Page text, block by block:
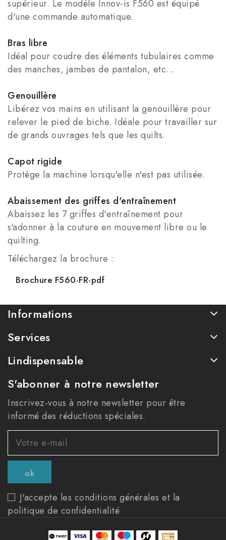
supérieur. Le modèle Innov-is F560 est équipé
d'une commande automatique.
Bras libre
Idéal pour coudre des éléments tubulaires comme
des manches, jambes de pantalon, etc...
Genouillère
Libérez vos mains en utilisant la genouillère pour
relever le pied de biche. Idéale pour travailler sur
de grands ouvrages tels que les quilts.
Capot rigide
Protège la machine lorsqu'elle n'est pas utilisée.
Abaissement des griffes d'entraînement
Abaissez les 7 griffes d'entraînement pour
s'adonner à la couture en mouvement libre ou le
quilting.
Téléchargez la brochure :
Brochure F560-FR-pdf
Informations
Services
Lindispensable
S'abonner à notre newsletter
Inscrivez-vous à notre newsletter pour être
informé des réductions spéciales.
J'accepte les conditions générales et la
politique de confidentialité